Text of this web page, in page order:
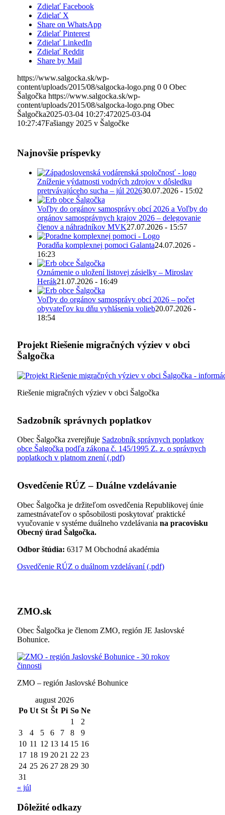
Zdielať Facebook
Zdielať X
Share on WhatsApp
Zdielať Pinterest
Zdielať LinkedIn
Zdielať Reddit
Share by Mail
https://www.salgocka.sk/wp-
content/uploads/2015/08/salgocka-logo.png 0 0 Obec
Šalgočka https://www.salgocka.sk/wp-
content/uploads/2015/08/salgocka-logo.png Obec
Šalgočka2025-03-04 10:27:472025-03-04
10:27:47Fašiangy 2025 v Šalgočke
Najnovšie príspevky
Zníženie výdatnosti vodných zdrojov v dôsledku
pretrvávajúceho sucha – júl 202630.07.2026 - 15:02
Voľby do orgánov samosprávy obcí 2026 a Voľby do
orgánov samosprávnych krajov 2026 – delegovanie
členov a náhradníkov MVK27.07.2026 - 15:57
Poradňa komplexnej pomoci Galanta24.07.2026 -
16:23
Oznámenie o uložení listovej zásielky – Miroslav
Herák21.07.2026 - 16:49
Voľby do orgánov samosprávy obcí 2026 – počet
obyvateľov ku dňu vyhlásenia volieb20.07.2026 -
18:54
Projekt Riešenie migračných výziev v obci
Šalgočka
Riešenie migračných výziev v obci Šalgočka
Sadzobník správnych poplatkov
Obec Šalgočka zverejňuje Sadzobník správnych poplatkov
obce Šalgočka podľa zákona č. 145/1995 Z. z. o správnych
poplatkoch v platnom znení (.pdf)
Osvedčenie RÚZ – Duálne vzdelávanie
Obec Šalgočka je držiteľom osvedčenia Republikovej únie
zamestnávateľov o spôsobilosti poskytovať praktické
vyučovanie v systéme duálneho vzdelávania na pracovisku
Obecný úrad Šalgočka.
Odbor štúdia: 6317 M Obchodná akadémia
Osvedčenie RÚZ o duálnom vzdelávaní (.pdf)
ZMO.sk
Obec Šalgočka je členom ZMO, región JE Jaslovské
Bohunice.
ZMO – región Jaslovské Bohunice
august 2026
Po Ut St Št Pi So Ne
1
2
3
4 5 6 7 8
9
10 11 12 13 14 15 16
17 18 19 20 21 22 23
24 25 26 27 28 29 30
31
« júl
Dôležité odkazy